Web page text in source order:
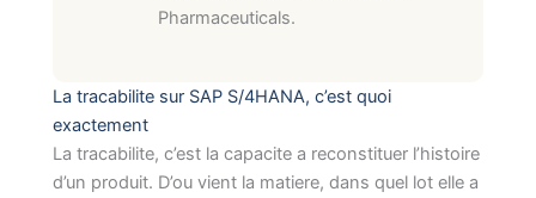
Pharmaceuticals.
La tracabilite sur SAP S/4HANA, c’est quoi
exactement
La tracabilite, c’est la capacite a reconstituer l’histoire
d’un produit. D’ou vient la matiere, dans quel lot elle a